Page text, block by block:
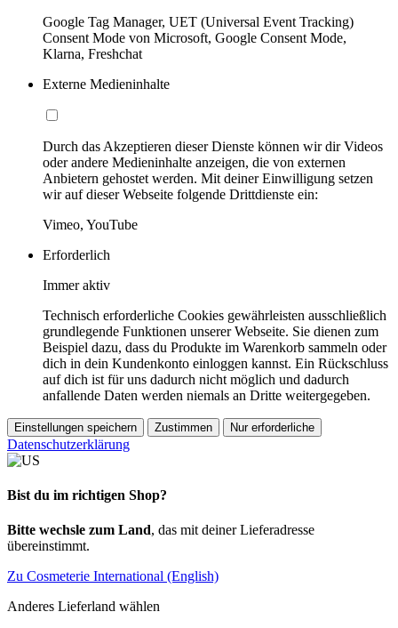
Google Tag Manager, UET (Universal Event Tracking)
Consent Mode von Microsoft, Google Consent Mode,
Klarna, Freshchat
Externe Medieninhalte
Durch das Akzeptieren dieser Dienste können wir dir Videos
oder andere Medieninhalte anzeigen, die von externen
Anbietern gehostet werden. Mit deiner Einwilligung setzen
wir auf dieser Webseite folgende Drittdienste ein:
Vimeo, YouTube
Erforderlich
Immer aktiv
Technisch erforderliche Cookies gewährleisten ausschließlich
grundlegende Funktionen unserer Webseite. Sie dienen zum
Beispiel dazu, dass du Produkte im Warenkorb sammeln oder
dich in dein Kundenkonto einloggen kannst. Ein Rückschluss
auf dich ist für uns dadurch nicht möglich und dadurch
anfallende Daten werden niemals an Dritte weitergegeben.
Einstellungen speichern Zustimmen Nur erforderliche
Datenschutzerklärung
Bist du im richtigen Shop?
Bitte wechsle zum Land, das mit deiner Lieferadresse
übereinstimmt.
Zu Cosmeterie International (English)
Anderes Lieferland wählen